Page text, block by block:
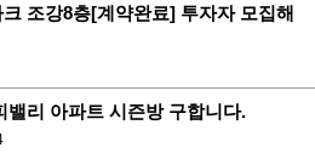
조강8층[계약완료] 투자자 모집해
밸리 아파트 시즌방 구합니다.